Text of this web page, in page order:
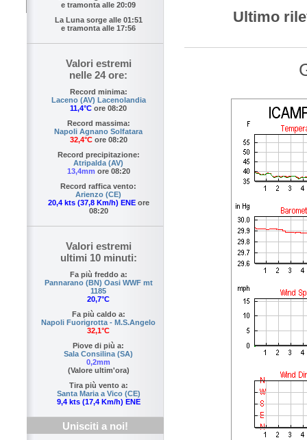
e tramonta alle 20:09
La Luna sorge alle 01:51
e tramonta alle 17:56
Valori estremi
nelle 24 ore:
Record minima:
Laceno (AV) Lacenolandia
11,4°C ore 08:20
Record massima:
Napoli Agnano Solfatara
32,4°Core 08:20
Record precipitazione:
Atripalda (AV)
13,4mm ore 08:20
Record raffica vento:
Arienzo (CE)
20,4 kts (37,8 Km/h) ENEore
08:20
Valori estremi
ultimi 10 minuti:
Fa più freddo a:
Pannarano (BN) Oasi WWF mt
1185
20,7°C
Fa più caldo a:
Napoli Fuorigrotta - M.S.Angelo
32,1°C
Piove di più a:
Sala Consilina (SA)
0,2mm
(Valore ultim'ora)
Tira più vento a:
Santa Maria a Vico (CE)
9,4 kts (17,4 Km/h) ENE
Unisciti a noi!
Ultimo